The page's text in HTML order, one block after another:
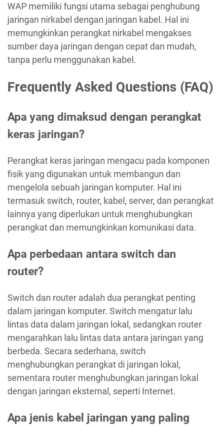
WAP memiliki fungsi utama sebagai penghubung
jaringan nirkabel dengan jaringan kabel. Hal ini
memungkinkan perangkat nirkabel mengakses
sumber daya jaringan dengan cepat dan mudah,
tanpa perlu menggunakan kabel.
Frequently Asked Questions (FAQ)
Apa yang dimaksud dengan perangkat
keras jaringan?
Perangkat keras jaringan mengacu pada komponen
fisik yang digunakan untuk membangun dan
mengelola sebuah jaringan komputer. Hal ini
termasuk switch, router, kabel, server, dan perangkat
lainnya yang diperlukan untuk menghubungkan
perangkat dan memungkinkan komunikasi data.
Apa perbedaan antara switch dan
router?
Switch dan router adalah dua perangkat penting
dalam jaringan komputer. Switch mengatur lalu
lintas data dalam jaringan lokal, sedangkan router
mengarahkan lalu lintas data antara jaringan yang
berbeda. Secara sederhana, switch
menghubungkan perangkat di jaringan lokal,
sementara router menghubungkan jaringan lokal
dengan jaringan eksternal, seperti Internet.
Apa jenis kabel jaringan yang paling